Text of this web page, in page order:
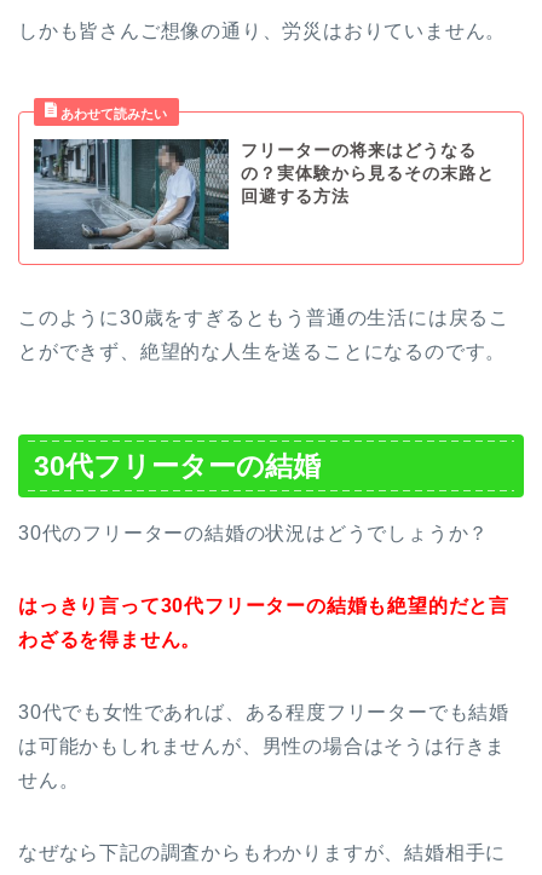
しかも皆さんご想像の通り、労災はおりていません。
フリーターの将来はどうなる
の？実体験から見るその末路と
回避する方法
このように30歳をすぎるともう普通の生活には戻るこ
とができず、絶望的な人生を送ることになるのです。
30代フリーターの結婚
30代のフリーターの結婚の状況はどうでしょうか？
はっきり言って30代フリーターの結婚も絶望的だと言
わざるを得ません。
30代でも女性であれば、ある程度フリーターでも結婚
は可能かもしれませんが、男性の場合はそうは行きま
せん。
なぜなら下記の調査からもわかりますが、結婚相手に